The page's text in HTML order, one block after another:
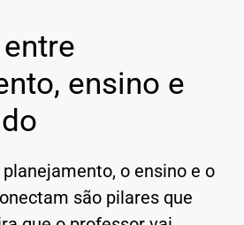
ensino e
o ensino e o
são pilares que